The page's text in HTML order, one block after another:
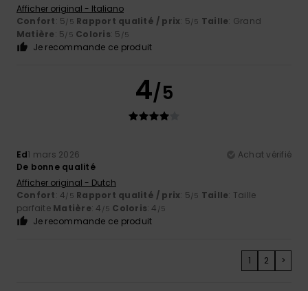
Afficher original - Italiano
Confort: 5/5 Rapport qualité / prix: 5/5 Taille: Grand
Matière: 5/5 Coloris: 5 /5
Je recommande ce produit
4/5
Ed1 mars 2026
Achat vérifié
De bonne qualité
Afficher original - Dutch
Confort: 4/5 Rapport qualité / prix: 5/5 Taille: Taille
parfaite Matière: 4 /5 Coloris: 4 /5
Je recommande ce produit
1 2 >